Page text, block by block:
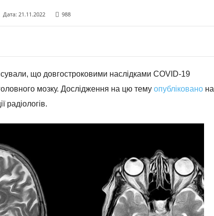
Дата: 21.11.2022 988
що довгостроковими наслідками COVID-19
мозку. Дослідження на цю тему опублікованона
радіологів.